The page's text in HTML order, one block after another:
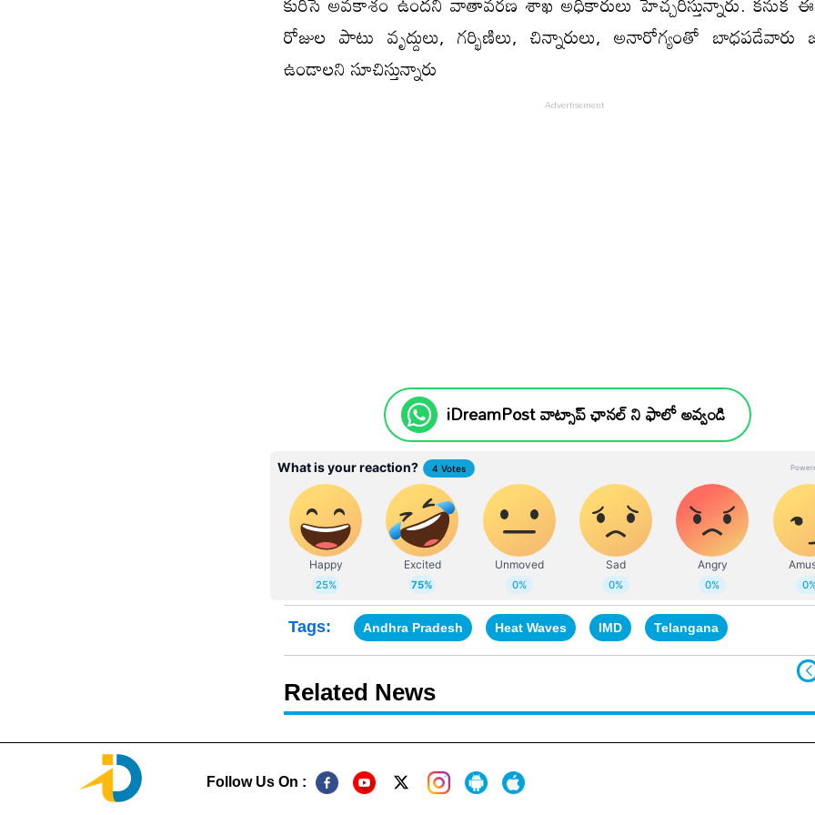
రోజుల పాటు వృద్దులు, గర్భిణిలు, చిన్నారులు, అనారోగ్యంతో బాధపడేవారు
ఉండాలని సూచిస్తున్నారు
iDreamPost వాట్సాప్ ఛానల్ ని ఫాలో అవ్వండి
Tags: Andhra Pradesh Heat Waves IMD Telangana
Related News
Follow Us On :